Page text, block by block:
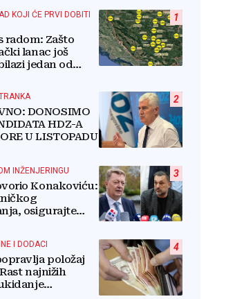
1
KOJI ĆE PRVI DOBITI
radom: Zašto
lanac još
jedan od
2
DONOSIMO
HDZ-A
U LISTOPADU
3
INŽENJERINGU
Konakoviću:
osigurajte
4
I DODACI
položaj
najnižih